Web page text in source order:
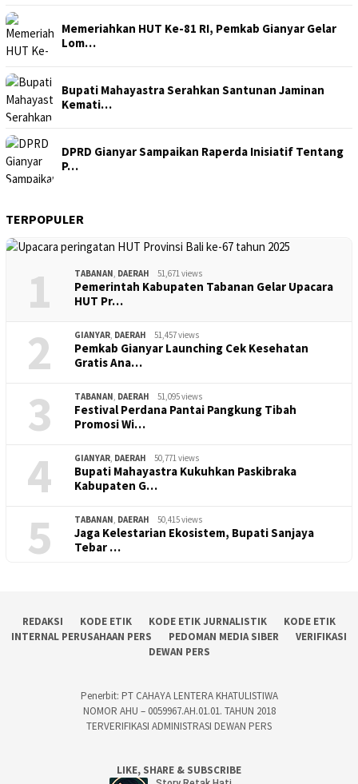
Memeriahkan HUT Ke-81 RI, Pemkab Gianyar Gelar
Lom…
Bupati Mahayastra Serahkan Santunan Jaminan
Kemati…
DPRD Gianyar Sampaikan Raperda Inisiatif Tentang
P…
TERPOPULER
1 TABANAN, DAERAH 51,671 views
Pemerintah Kabupaten Tabanan Gelar Upacara
HUT Pr…
2 GIANYAR, DAERAH 51,457 views
Pemkab Gianyar Launching Cek Kesehatan
Gratis Ana…
3 TABANAN, DAERAH 51,095 views
Festival Perdana Pantai Pangkung Tibah
Promosi Wi…
4 GIANYAR, DAERAH 50,771 views
Bupati Mahayastra Kukuhkan Paskibraka
Kabupaten G…
5 TABANAN, DAERAH 50,415 views
Jaga Kelestarian Ekosistem, Bupati Sanjaya
Tebar …
REDAKSI KODE ETIK KODE ETIK JURNALISTIK
KODE ETIK
INTERNAL PERUSAHAAN PERS
PEDOMAN MEDIA SIBER
VERIFIKASI
DEWAN PERS
Penerbit: PT CAHAYA LENTERA KHATULISTIWA
NOMOR AHU – 0059967.AH.01.01. TAHUN 2018
TERVERIFIKASI ADMINISTRASI DEWAN PERS
LIKE, SHARE & SUBSCRIBE